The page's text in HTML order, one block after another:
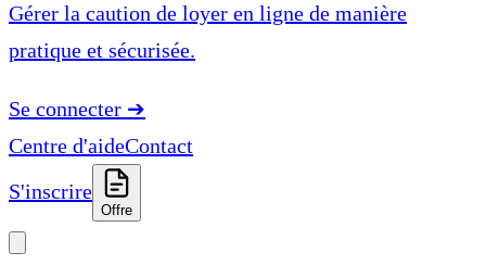
Gérer la caution de loyer en ligne de manière
pratique et sécurisée.
Se connecter ➔
Centre d'aideContact
S'inscrire
Offre